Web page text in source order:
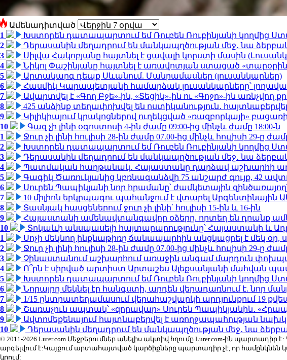
Ամենադիտված
1
Խստորեն դատապարտում եմ Ռուբեն Ռուբինյանի կողմից
2
Դերասանին մեղադրում են մանկապղծության մեջ․ նա
3
Սիլվա Հակոբյանը հայտնել է ցավալի կորստի մասին
4
Նիկոլ Փաշինյանը հայտնել է առավոտյան ստացած
5
Արտակարգ դեպք Սևանում. Մանրամասներ (լուսանկարներ)
6
Հասմիկ Կարապետյանի համարձակ լուսանկարները՝
7
Ավարտվել է «Գող Բջե»-ին, «Տեցիկ»-ին ու «Գոջո»-ին
8
425 անձինք տեղափոխվել են ոստիկանություն․
9
Կիլիկիայում կրակոցներով ուղեկցված «ռազբորկայի»
10
Գազ չի լինի օգոստոսի 4-ին ժամը 09:00-ից մինչև ժամը 18:00-ն
1
Ջուր չի լինի հուլիսի 28-ին ժամը 07.00-ից մինչև հուլիսի 29-ը
2
Խստորեն դատապարտում եմ Ռուբեն Ռուբինյանի կողմից
3
Դերասանին մեղադրում են մանկապղծության մեջ․ նա
4
Պատմական հաղթանակ․ Հայաստանը դարձավ աշխարհի
5
Գագիկ Ծառուկյանից կբռնագանձվի 75 անշարժ գույք, 42
6
Սուրեն Պապիկյանի նոր հրամանը՝ ժամկետային
7
10 միլիոն երկրպագու պահանջում է վտարել Արգենտինային
8
Տասնյակ հասցեներում ջուր չի լինի՝ հուլիսի 15-ին և 16-ին
9
Հայաստանի ամենավտանգավոր օձերը. որտեղ են դրանք
10
Տոկաևի անսպասելի հայտարարությունը՝ Հայաստանի և
1
Սոչի մեկնող ինքնաթիռը ճանապարհին անցկացրել է մեկ օր,
2
Ջուր չի լինի հուլիսի 28-ին ժամը 07.00-ից մինչև հուլիսի 29-ը
3
Չինաստանում աշխարհում առաջին անգամ մարդուն
4
Ո՞րն է սիրված արտիստ Արտաշես Ալեքսանյանի մահվան
5
Խստորեն դատապարտում եմ Ռուբեն Ռուբինյանի կողմից
6
Նորայրը մեկնել էր հանգստի, արդեն վերադառնում է. նոր
7
1/15 ընտրատեղամասում վերահաշվարկի արդյունքում 19
8
Շառաչուն ապտակ՝ «զորավար» Սուրեն Պապիկյանին․
9
Ավտոմեքենայում հայտնաբերվել է առողջապահության
10
Դերասանին մեղադրում են մանկապղծության մեջ․ նա
© 2011-2026 Lurer.com Մեջբերումներ անելիս ակտիվ հղումը Lurer.com-ին
արգելվում է:Կայքում արտահայտված կարծիքները պարտադիր չէ, որ
կրում: